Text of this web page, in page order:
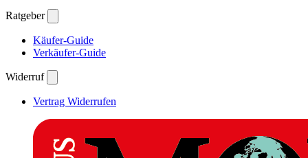
Ratgeber
Käufer-Guide
Verkäufer-Guide
Widerruf
Vertrag Widerrufen